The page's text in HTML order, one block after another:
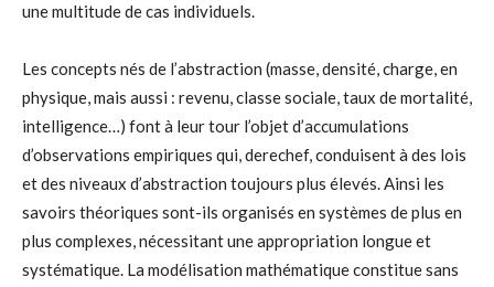
une multitude de cas individuels.
Les concepts nés de l’abstraction (masse, densité, charge, en
physique, mais aussi : revenu, classe sociale, taux de mortalité,
intelligence…) font à leur tour l’objet d’accumulations
d’observations empiriques qui, derechef, conduisent à des lois
et des niveaux d’abstraction toujours plus élevés. Ainsi les
savoirs théoriques sont-ils organisés en systèmes de plus en
plus complexes, nécessitant une appropriation longue et
systématique. La modélisation mathématique constitue sans